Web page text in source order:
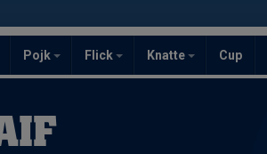
Pojk Flick Knatte Cup